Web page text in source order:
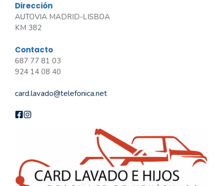
Dirección
AUTOVIA MADRID-LISBOA
KM 382
Contacto
687 77 81 03
924 14 08 40
card.lavado@telefonica.net